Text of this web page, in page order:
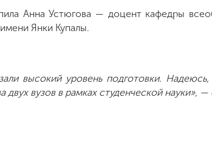
Анна Устюгова — доцент кафедры
Янки Купалы.
высокий уровень подготовки.
двух вузов в рамках студенческой науки»,